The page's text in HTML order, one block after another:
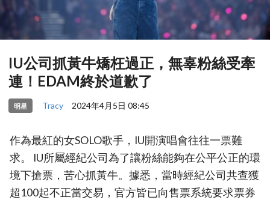
IU公司抓黃牛矯枉過正，無辜粉絲受牽
連！EDAM終於道歉了
明星 Tracy 2024年4月5日 08:45
作為最紅的女SOLO歌手，IU開演唱會往往一票難
求。 IU所屬經紀公司為了讓粉絲能夠在公平公正的環
境下搶票，苦心抓黃牛。據悉，當時經紀公司共查獲
超100起不正當交易，官方皆已向售票系統要求票券